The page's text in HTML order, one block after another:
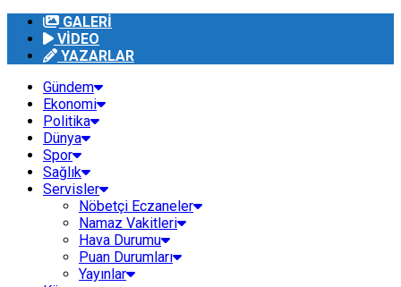
GALERİ
VİDEO
YAZARLAR
Gündem
Ekonomi
Politika
Dünya
Spor
Sağlık
Servisler
Nöbetçi Eczaneler
Namaz Vakitleri
Hava Durumu
Puan Durumları
Yayınlar